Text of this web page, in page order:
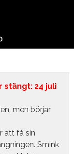
stängt: 24 juli
men börjar
att få sin
Smink